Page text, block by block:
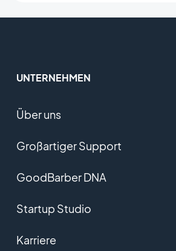
UNTERNEHMEN
Über uns
Großartiger Support
GoodBarber DNA
Startup Studio
Karriere